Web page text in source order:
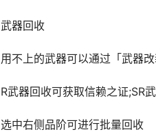
武器回收
用不上的武器可以通过「武器
R武器回收可获取信赖之证;SR
选中右侧品阶可进行批量回收